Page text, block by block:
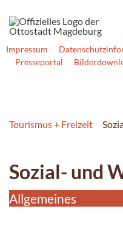
Impressum
Presseportal
Tourismus + Freizeit
Sozial- und
Allgemeines